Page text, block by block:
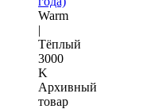
Warm
|
Тёплый
3000
K
Архивный
товар